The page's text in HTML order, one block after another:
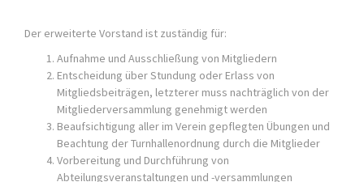
Der erweiterte Vorstand ist zuständig für:
Aufnahme und Ausschließung von Mitgliedern
Entscheidung über Stundung oder Erlass von
Mitgliedsbeiträgen, letzterer muss nachträglich von der
Mitgliederversammlung genehmigt werden
Beaufsichtigung aller im Verein gepflegten Übungen und
Beachtung der Turnhallenordnung durch die Mitglieder
Vorbereitung und Durchführung von
Abteilungsveranstaltungen und -versammlungen